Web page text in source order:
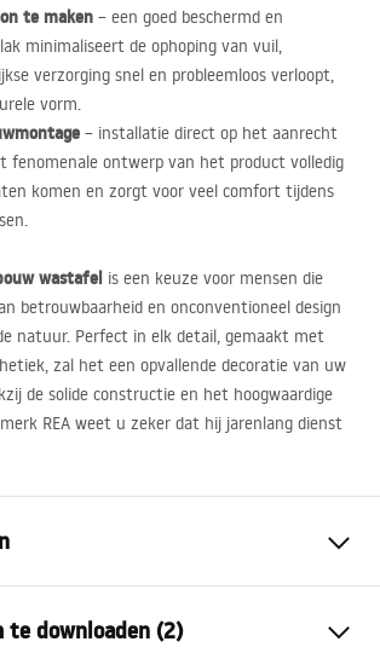
te maken – een goed beschermd en
minimaliseert de ophoping van vuil,
verzorging snel en probleemloos verloopt,
vorm.
– installatie direct op het aanrecht
ontwerp van het product volledig
komen en zorgt voor veel comfort tijdens
wastafel is een keuze voor mensen die
betrouwbaarheid en onconventioneel design
natuur. Perfect in elk detail, gemaakt met
zal het een opvallende decoratie van uw
de solide constructie en het hoogwaardige
REA weet u zeker dat hij jarenlang dienst
Artificial Stone
te downloaden (2)